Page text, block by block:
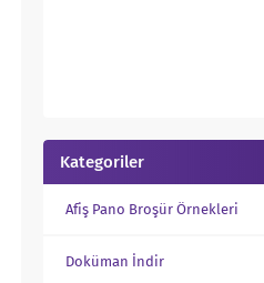
Kategoriler
Afiş Pano Broşür Örnekleri
Doküman İndir